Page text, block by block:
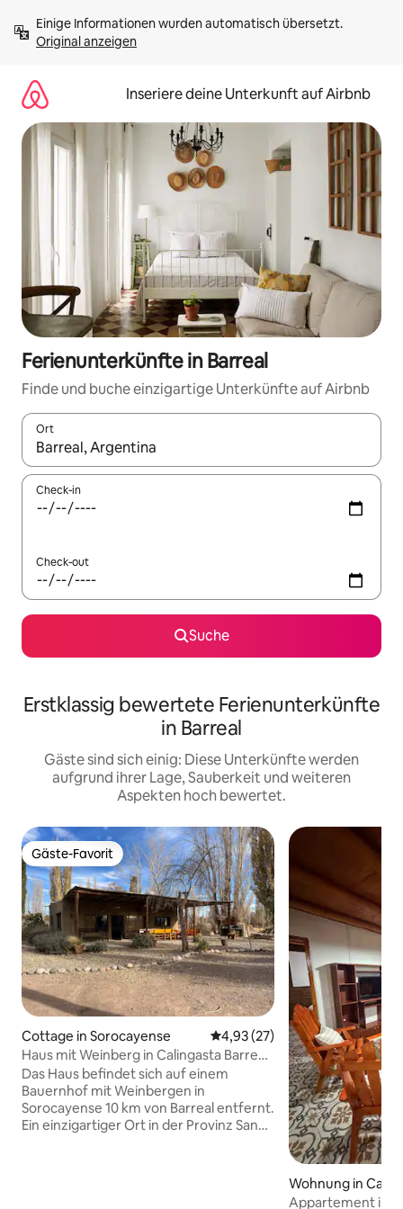
Inhalten
springenOriginal anzeigen
Inseriere deine Unterkunft auf Airbnb
Ferienunterkünfte in Barreal
Finde und buche einzigartige Unterkünfte auf Airbnb
Ort
Wenn Ergebnisse verfügbar sind, navigiere mit den
Check-in
Check-out
Suche
Erstklassig bewertete Ferienunterkünfte
in Barreal
Gäste sind sich einig: Diese Unterkünfte werden
aufgrund ihrer Lage, Sauberkeit und weiteren
Aspekten hoch bewertet.
Gäste-Favorit
Gäste-Favorit
Cottage in Sorocayense Durchschnittliche Bewertung:
4,93 (27)
Haus mit Weinberg in Calingasta Barreal,
San Juan
Das Haus befindet sich auf einem
Bauernhof mit Weinbergen in
Sorocayense 10 km von Barreal entfernt.
Ein einzigartiger Ort in der Provinz San
Wohnung in
Appartement in